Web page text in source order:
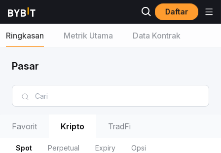
Daftar
Ringkasan Metrik Utama Data Kontrak
Pasar
Favorit Kripto TradFi
Spot Perpetual Expiry Opsi